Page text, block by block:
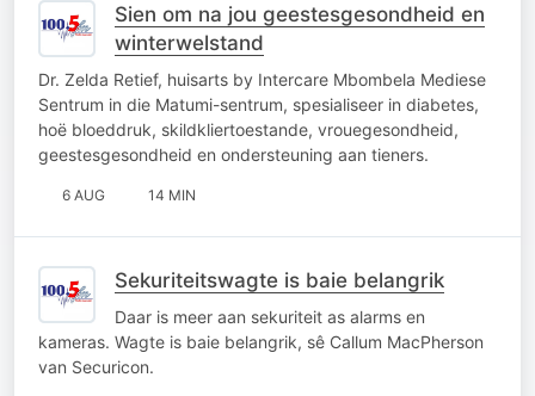
Sien om na jou geestesgesondheid en
winterwelstand
Dr. Zelda Retief, huisarts by Intercare Mbombela Mediese
Sentrum in die Matumi-sentrum, spesialiseer in diabetes,
hoë bloeddruk, skildkliertoestande, vrouegesondheid,
geestesgesondheid en ondersteuning aan tieners.
6 AUG 14 MIN
Sekuriteitswagte is baie belangrik
Daar is meer aan sekuriteit as alarms en
kameras. Wagte is baie belangrik, sê Callum MacPherson
van Securicon.